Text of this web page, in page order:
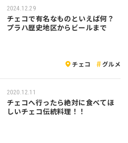
2024.12.29
チェコで有名なものといえば何？
プラハ歴史地区からビールまで
チェコ グルメ
2020.12.11
チェコへ行ったら絶対に食べてほ
しいチェコ伝統料理！！